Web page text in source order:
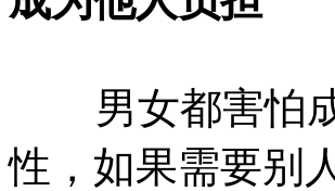
男女都害怕成
性，如果需要别